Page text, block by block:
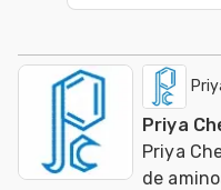
Priya
Priya
de